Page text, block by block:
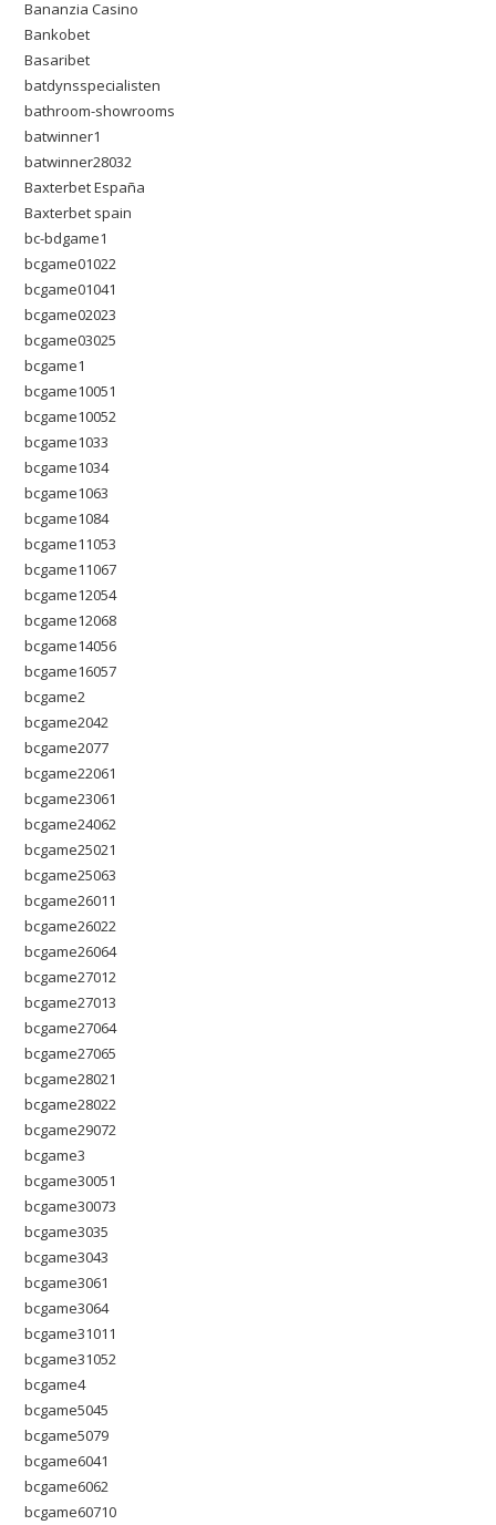
Bananzia Casino
Bankobet
Basaribet
batdynsspecialisten
bathroom-showrooms
batwinner1
batwinner28032
Baxterbet España
Baxterbet spain
bc-bdgame1
bcgame01022
bcgame01041
bcgame02023
bcgame03025
bcgame1
bcgame10051
bcgame10052
bcgame1033
bcgame1034
bcgame1063
bcgame1084
bcgame11053
bcgame11067
bcgame12054
bcgame12068
bcgame14056
bcgame16057
bcgame2
bcgame2042
bcgame2077
bcgame22061
bcgame23061
bcgame24062
bcgame25021
bcgame25063
bcgame26011
bcgame26022
bcgame26064
bcgame27012
bcgame27013
bcgame27064
bcgame27065
bcgame28021
bcgame28022
bcgame29072
bcgame3
bcgame30051
bcgame30073
bcgame3035
bcgame3043
bcgame3061
bcgame3064
bcgame31011
bcgame31052
bcgame4
bcgame5045
bcgame5079
bcgame6041
bcgame6062
bcgame60710